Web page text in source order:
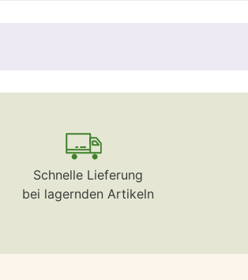
Schnelle Lieferung
bei lagernden Artikeln